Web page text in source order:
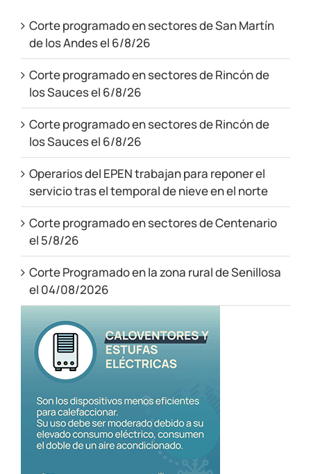
Corte programado en sectores de San Martín
de los Andes el 6/8/26
Corte programado en sectores de Rincón de
los Sauces el 6/8/26
Corte programado en sectores de Rincón de
los Sauces el 6/8/26
Operarios del EPEN trabajan para reponer el
servicio tras el temporal de nieve en el norte
Corte programado en sectores de Centenario
el 5/8/26
Corte Programado en la zona rural de Senillosa
el 04/08/2026